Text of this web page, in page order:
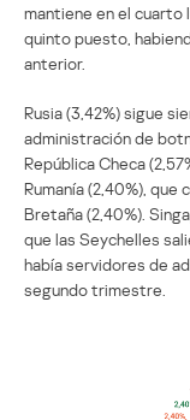
mantiene en el cuarto
quinto puesto,
anterior.
Rusia (3,42%) sigue
administración de
República Checa
Rumanía (2,40%),
Bretaña (2,40%).
que las Seychelles
había servidores de
segundo trimestre.